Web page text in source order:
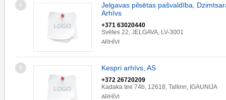
4
Jelgavas pilsētas pašvaldība,
Arhīvs
+371 63020440
Svētes 22, JELGAVA, LV-3001
ARHĪVI
5 Kespri arhīvs, AS
+372 26720209
Kadaka tee 74b, 12618, Tallinn, IGAUNIJA
ARHĪVI